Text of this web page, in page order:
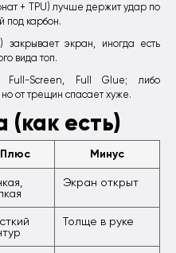
+ TPU) лучше держит удар по
под карбон.
закрывает экран, иногда есть
вида топ.
Full-Screen, Full Glue; либо
от трещин спасает хуже.
есть)
Плюс Минус
Экран открыт
Толще в руке